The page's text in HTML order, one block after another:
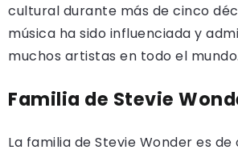
cultural durante más de cinco
música ha sido influenciada y
muchos artistas en todo el mundo.
Familia de Stevie
La familia de Stevie Wonder es de